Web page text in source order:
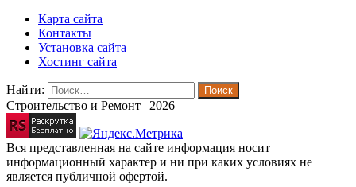
Карта сайта
Контакты
Установка сайта
Хостинг сайта
Найти:
Строительство и Ремонт | 2026
Вся представленная на сайте информация носит
информационный характер и ни при каких условиях не
является публичной офертой.